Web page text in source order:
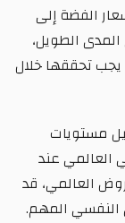
الفضة إلى
المدى الطويل،
يجب تحققها خلال
مستويات
العالمي عند
العالمي، قد
النفسي المهم.